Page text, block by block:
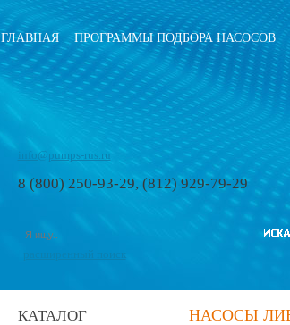
ГЛАВНАЯ ПРОГРАММЫ ПОДБОРА НАСОСОВ
info@pumps-rus.ru
8 (800) 250-93-29, (812) 929-79-29
расширенный поиск
КАТАЛОГ
НАСОСЫ